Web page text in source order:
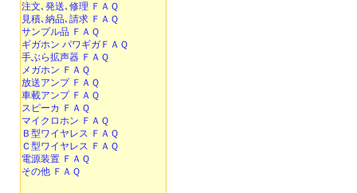
注文､発送､修理 ＦＡＱ
見積､納品､請求 ＦＡＱ
サンプル品 ＦＡＱ
ギガホン パワギガＦＡＱ
手ぶら拡声器 ＦＡＱ
メガホン ＦＡＱ
放送アンプ ＦＡＱ
車載アンプ ＦＡＱ
スピーカ ＦＡＱ
マイクロホン ＦＡＱ
Ｂ型ワイヤレス ＦＡＱ
Ｃ型ワイヤレス ＦＡＱ
電源装置 ＦＡＱ
その他 ＦＡＱ